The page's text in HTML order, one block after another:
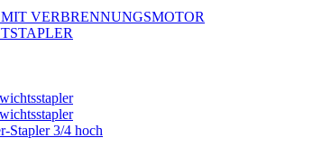
VERBRENNUNGSMOTOR
Stapler 3/4 hoch